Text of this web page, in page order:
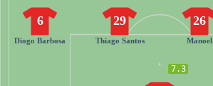
7.3
6
Diogo Barbosa
29
Thiago Santos
26
Manoel